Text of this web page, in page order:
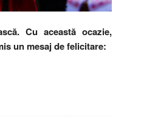
Cu această ocazie,
un mesaj de felicitare: